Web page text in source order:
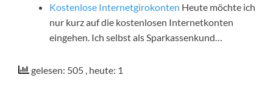
Kostenlose Internetgirokonten Heute möchte ich
nur kurz auf die kostenlosen Internetkonten
eingehen. Ich selbst als Sparkassenkund…
gelesen: 505 , heute: 1